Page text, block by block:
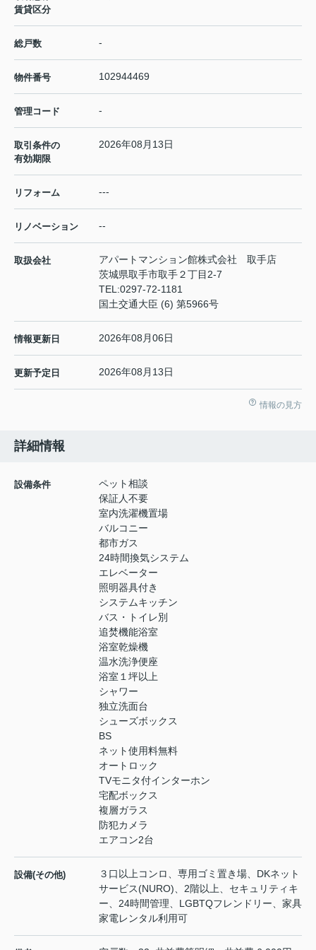
賃貸区分
総戸数 -
物件番号 102944469
管理コード -
取引条件の
有効期限
2026年08月13日
リフォーム ---
リノベーション --
取扱会社
アパートマンション館株式会社 取手店
茨城県取手市取手２丁目2-7
TEL:0297-72-1181
国土交通大臣 (6) 第5966号
情報更新日 2026年08月06日
更新予定日 2026年08月13日
情報の見方
詳細情報
設備条件
ペット相談
保証人不要
室内洗濯機置場
バルコニー
都市ガス
24時間換気システム
エレベーター
照明器具付き
システムキッチン
バス・トイレ別
追焚機能浴室
浴室乾燥機
温水洗浄便座
浴室１坪以上
シャワー
独立洗面台
シューズボックス
BS
ネット使用料無料
オートロック
TVモニタ付インターホン
宅配ボックス
複層ガラス
防犯カメラ
エアコン2台
設備(その他)
３口以上コンロ、専用ゴミ置き場、DKネット
サービス(NURO)、2階以上、セキュリティキ
ー、24時間管理、LGBTQフレンドリー、家具
家電レンタル利用可